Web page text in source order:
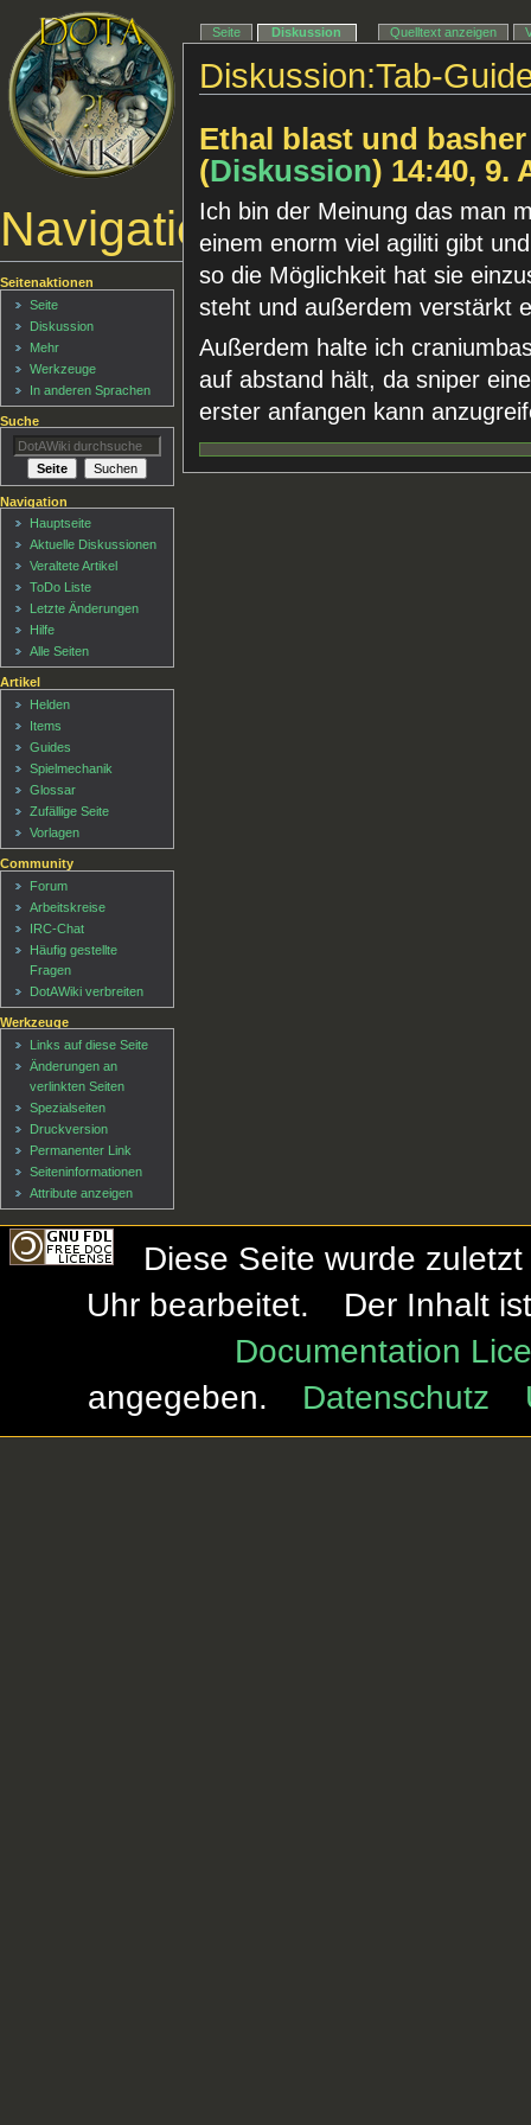
Diskussion:Tab-
Ethal blast und
(Diskussion) 14:40, 9.
Ich bin der Meinung das man
einem enorm viel agiliti gibt
so die Möglichkeit hat sie
steht und außerdem verstärkt
Außerdem halte ich
auf abstand hält, da sniper
erster anfangen kann
Navigationsmenü
Seite Diskussion Quelltext anzeigen
Seitenaktionen
Seite
Diskussion
Mehr
Werkzeuge
In anderen Sprachen
Suche
Navigation
Hauptseite
Aktuelle Diskussionen
Veraltete Artikel
ToDo Liste
Letzte Änderungen
Hilfe
Alle Seiten
Artikel
Helden
Items
Guides
Spielmechanik
Glossar
Zufällige Seite
Vorlagen
Community
Forum
Arbeitskreise
IRC-Chat
Häufig gestellte
Fragen
DotAWiki verbreiten
Werkzeuge
Links auf diese Seite
Änderungen an
verlinkten Seiten
Spezialseiten
Druckversion
Permanenter Link
Seiten­informationen
Attribute anzeigen
Diese Seite wurde
Uhr bearbeitet.
Der Inhalt
Documentation
angegeben.
Datenschutz